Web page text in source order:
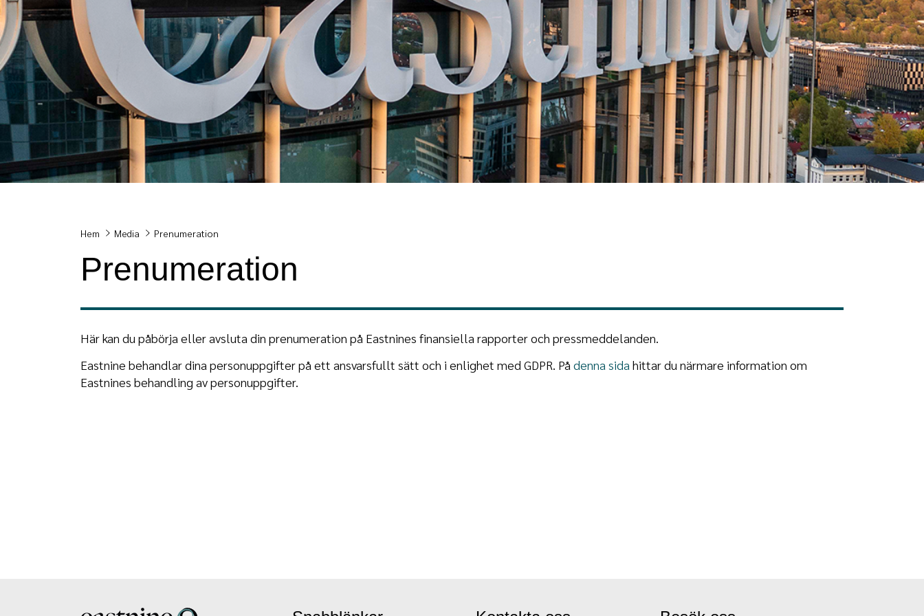
Breadcrumb
Hem Media Prenumeration
Prenumeration
Här kan du påbörja eller avsluta din prenumeration på Eastnines finansiella rapporter och pressmeddelanden.
Eastnine behandlar dina personuppgifter på ett ansvarsfullt sätt och i enlighet med GDPR. På denna sida hittar du närmare information om
Eastnines behandling av personuppgifter.